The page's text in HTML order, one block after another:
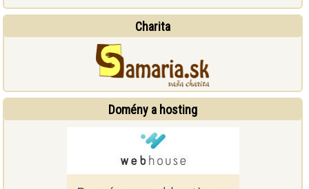
Charita
Domény a hosting